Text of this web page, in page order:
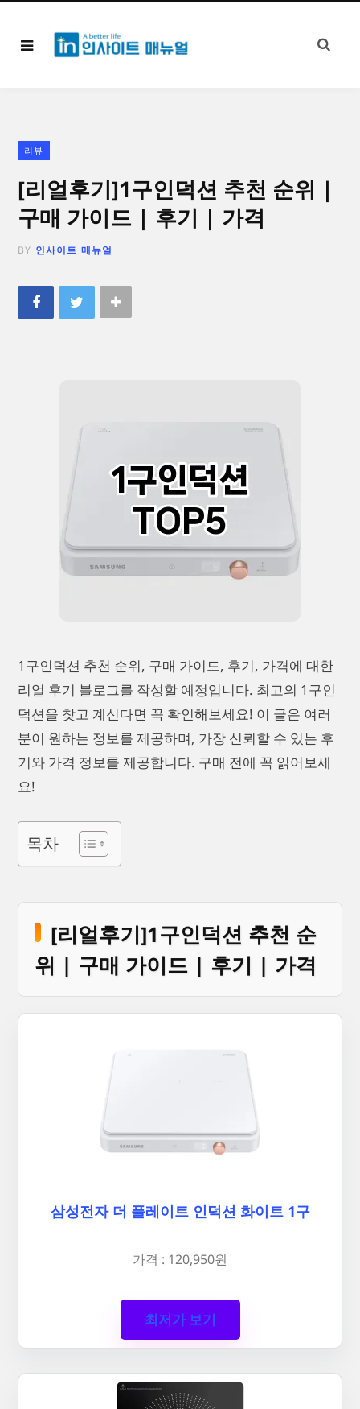
리뷰
[리얼후기]1구인덕션 추천 순위 |
구매 가이드 | 후기 | 가격
BY 인사이트 매뉴얼
1구인덕션 추천 순위, 구매 가이드, 후기, 가격에 대한
리얼 후기 블로그를 작성할 예정입니다. 최고의 1구인
덕션을 찾고 계신다면 꼭 확인해보세요! 이 글은 여러
분이 원하는 정보를 제공하며, 가장 신뢰할 수 있는 후
기와 가격 정보를 제공합니다. 구매 전에 꼭 읽어보세
요!
목차
[리얼후기]1구인덕션 추천 순
위 | 구매 가이드 | 후기 | 가격
삼성전자 더 플레이트 인덕션 화이트 1구
가격 : 120,950원
최저가 보기